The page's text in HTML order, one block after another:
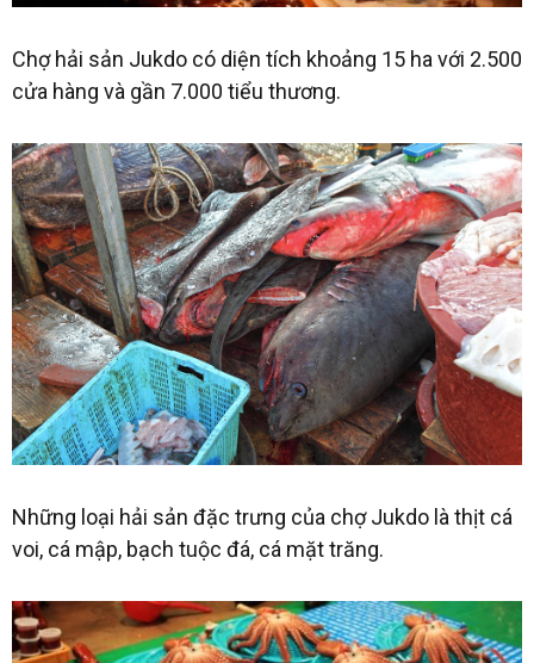
Chợ hải sản Jukdo có diện tích khoảng 15 ha với 2.500
cửa hàng và gần 7.000 tiểu thương.
Những loại hải sản đặc trưng của chợ Jukdo là thịt cá
voi, cá mập, bạch tuộc đá, cá mặt trăng.